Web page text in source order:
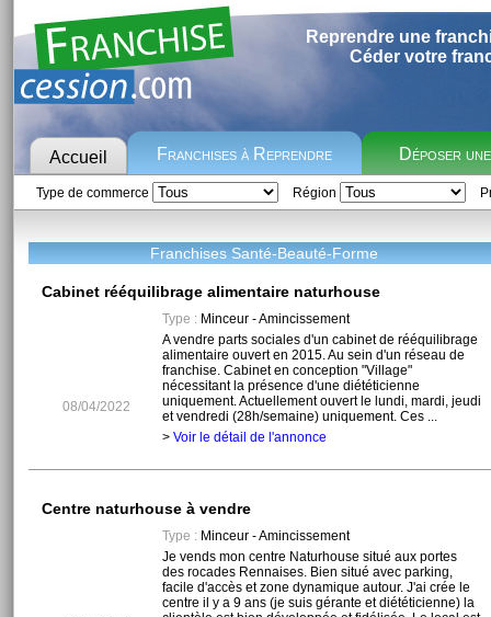
Reprendre une
Céder votre
Accueil Franchises à Reprendre Déposer
Type de commerce Région
Franchises Santé-Beauté-Forme
Cabinet rééquilibrage alimentaire naturhouse
08/04/2022
Type :Minceur - Amincissement
A vendre parts sociales d'un cabinet de rééquilibrage
alimentaire ouvert en 2015. Au sein d'un réseau de
franchise. Cabinet en conception "Village"
nécessitant la présence d'une diététicienne
uniquement. Actuellement ouvert le lundi, mardi, jeudi
et vendredi (28h/semaine) uniquement. Ces ...
> Voir le détail de l'annonce
Centre naturhouse à vendre
Type :Minceur - Amincissement
Je vends mon centre Naturhouse situé aux portes
des rocades Rennaises. Bien situé avec parking,
facile d'accès et zone dynamique autour. J'ai crée le
centre il y a 9 ans (je suis gérante et diététicienne) la